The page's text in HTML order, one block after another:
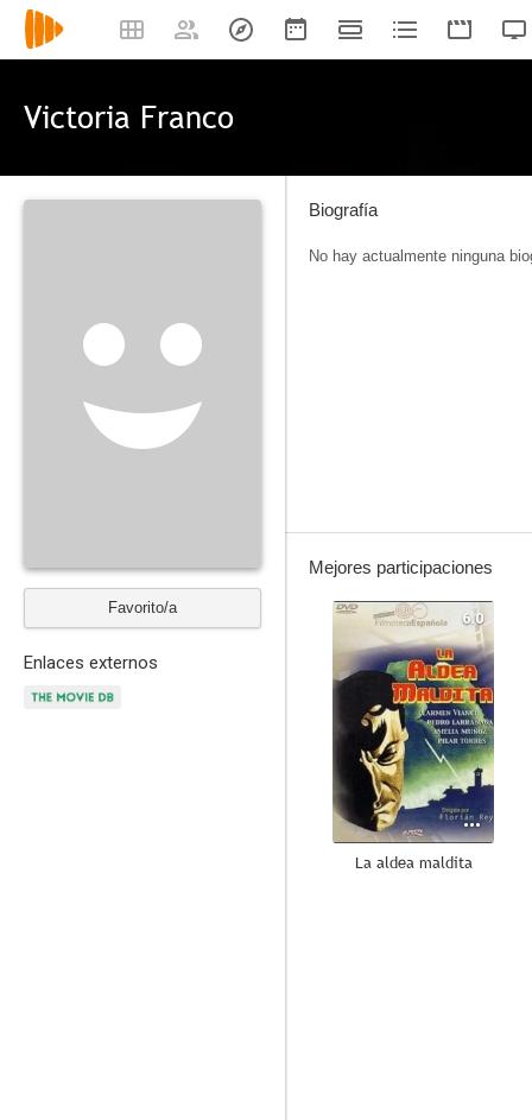
Victoria Franco
Favorito/a
Enlaces externos
Biografía
No hay actualmente ninguna
Mejores participaciones
6.0
La aldea maldita